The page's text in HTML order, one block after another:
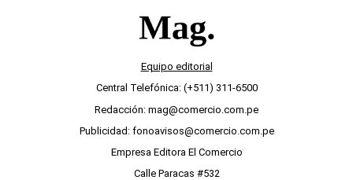
Equipo editorial
Central Telefónica: (+511) 311-6500
Redacción: mag@comercio.com.pe
Publicidad: fonoavisos@comercio.com.pe
Empresa Editora El Comercio
Calle Paracas #532